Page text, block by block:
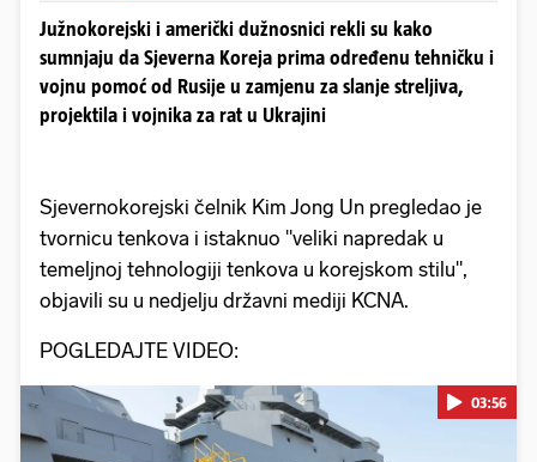
Južnokorejski i američki dužnosnici rekli su kako
sumnjaju da Sjeverna Koreja prima određenu tehničku i
vojnu pomoć od Rusije u zamjenu za slanje streljiva,
projektila i vojnika za rat u Ukrajini
Sjevernokorejski čelnik Kim Jong Un pregledao je
tvornicu tenkova i istaknuo "veliki napredak u
temeljnoj tehnologiji tenkova u korejskom stilu",
objavili su u nedjelju državni mediji KCNA.
POGLEDAJTE VIDEO:
03:56